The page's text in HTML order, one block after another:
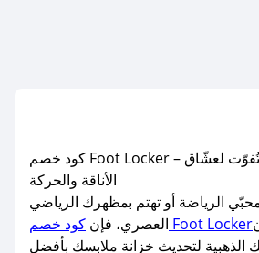
كود خصم Foot Locker – عروض رياضية لا تُفوّت لعشّاق
الأناقة والحركة
الرياضة أو تهتم بمظهرك الرياضي
العصري، فإن كود خصم Foot Locker
الذهبية لتحديث خزانة ملابسك بأفضل